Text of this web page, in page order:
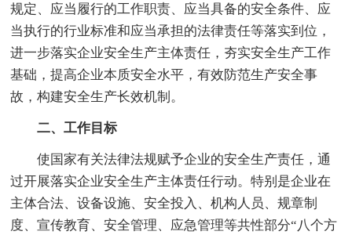
规定、应当履行的工作职责、应当具备的安全条件、应
当执行的行业标准和应当承担的法律责任等落实到位，
进一步落实企业安全生产主体责任，夯实安全生产工作
基础，提高企业本质安全水平，有效防范生产安全事
故，构建安全生产长效机制。
二、工作目标
使国家有关法律法规赋予企业的安全生产责任，通
过开展落实企业安全生产主体责任行动。特别是企业在
主体合法、设备设施、安全投入、机构人员、规章制
度、宣传教育、安全管理、应急管理等共性部分“八个方